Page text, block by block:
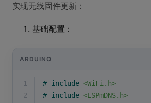
实现无线固件更新：
基础配置：
ARDUINO
1 # include <WiFi.h>
2
# include <ESPmDNS.h>